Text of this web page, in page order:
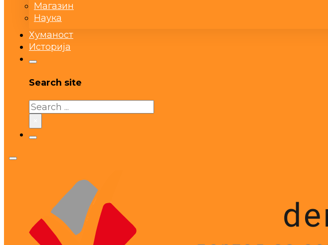
Магазин
Наука
Хуманост
Историја
Search site
Search